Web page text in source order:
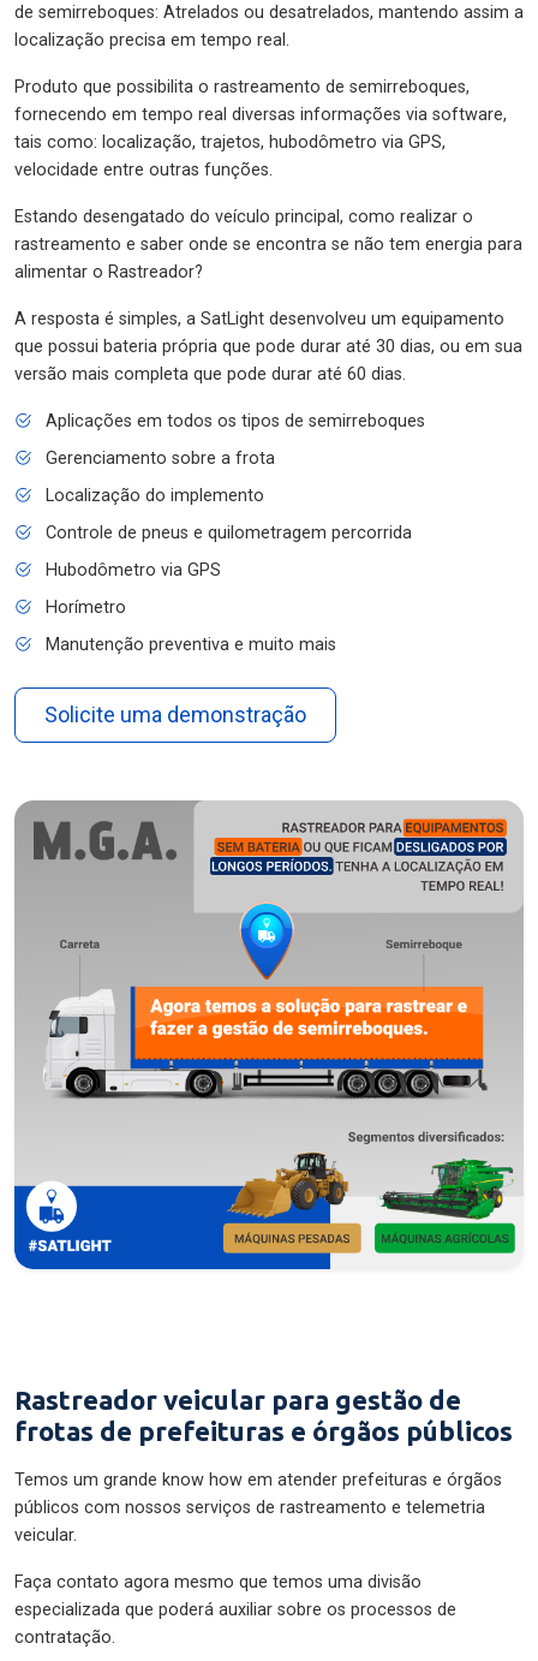
de semirreboques: Atrelados ou desatrelados, mantendo assim a
localização precisa em tempo real.
Produto que possibilita o rastreamento de semirreboques,
fornecendo em tempo real diversas informações via software,
tais como: localização, trajetos, hubodômetro via GPS,
velocidade entre outras funções.
Estando desengatado do veículo principal, como realizar o
rastreamento e saber onde se encontra se não tem energia para
alimentar o Rastreador?
A resposta é simples, a SatLight desenvolveu um equipamento
que possui bateria própria que pode durar até 30 dias, ou em sua
versão mais completa que pode durar até 60 dias.
Aplicações em todos os tipos de semirreboques
Gerenciamento sobre a frota
Localização do implemento
Controle de pneus e quilometragem percorrida
Hubodômetro via GPS
Horímetro
Manutenção preventiva e muito mais
Solicite uma demonstração
Rastreador veicular para gestão de
frotas de prefeituras e órgãos públicos
Temos um grande know how em atender prefeituras e órgãos
públicos com nossos serviços de rastreamento e telemetria
veicular.
Faça contato agora mesmo que temos uma divisão
especializada que poderá auxiliar sobre os processos de
contratação.